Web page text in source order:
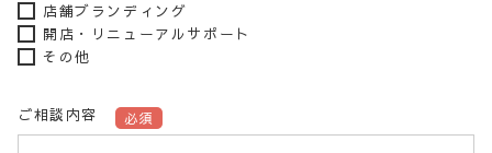
店舗ブランディング
開店・リニューアルサポート
その他
ご相談内容 必須